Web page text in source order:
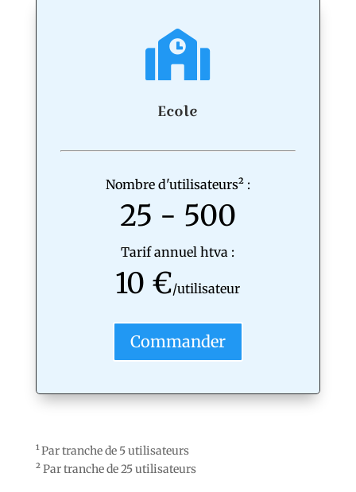
Ecole
Nombre d'utilisateurs²:
25 - 500
Tarif annuel htva :
10 €/utilisateur
Commander
¹ Par tranche de 5 utilisateurs
² Par tranche de 25 utilisateurs